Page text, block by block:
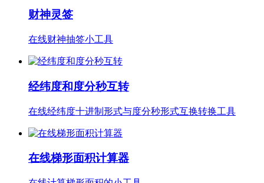
财神灵签
在线财神抽签小工具
经纬度和度分秒互转
在线经纬度十进制形式与度分秒形式互换转换工具
在线梯形面积计算器